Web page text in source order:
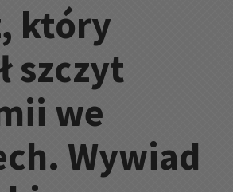
który
szczyt
we
Wywiad